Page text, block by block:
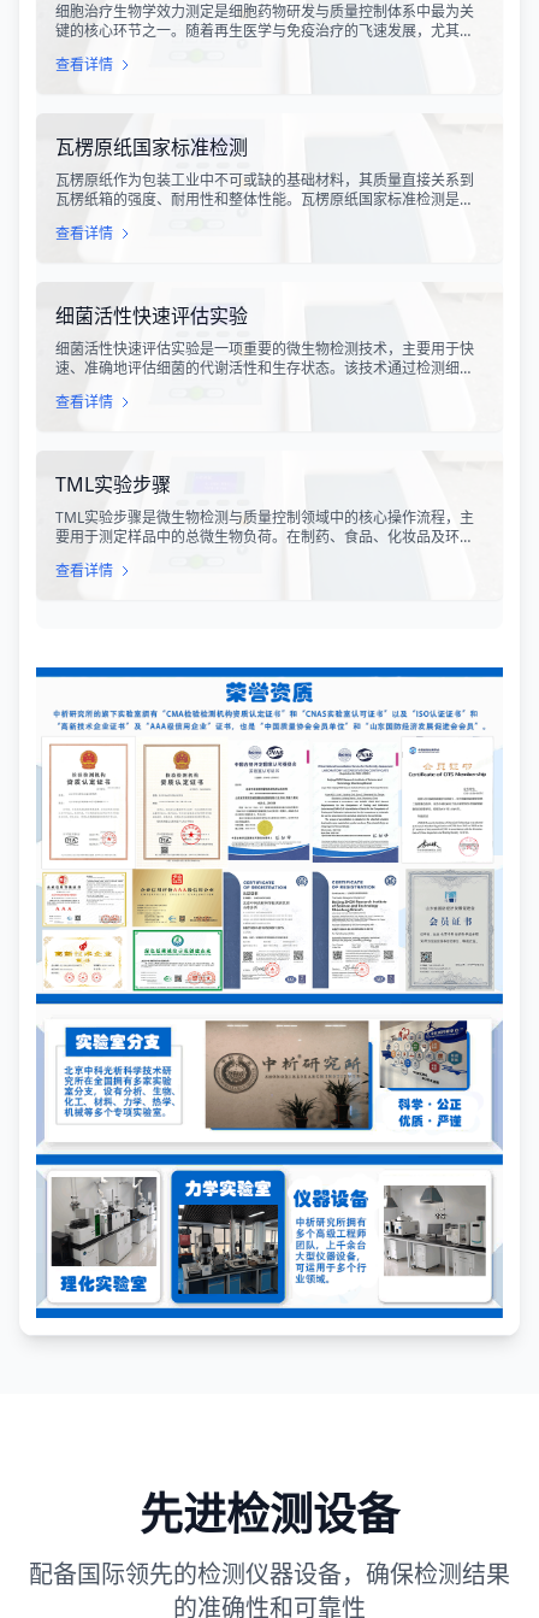
细胞治疗生物学效力测定是细胞药物研发与质量控制体系中最为关
键的核心环节之一。随着再生医学与免疫治疗的飞速发展，尤其是
确地评估这些“活细胞药物”的临床治疗潜力，成为了监管部门与制药
查看详情
瓦楞原纸国家标准检测
瓦楞原纸作为包装工业中不可或缺的基础材料，其质量直接关系到
瓦楞纸箱的强度、耐用性和整体性能。瓦楞原纸国家标准检测是依
对瓦楞原纸的各项物理性能指标进行系统化测试和评价的过程。该
查看详情
细菌活性快速评估实验
细菌活性快速评估实验是一项重要的微生物检测技术，主要用于快
速、准确地评估细菌的代谢活性和生存状态。该技术通过检测细菌
细菌活性的定量数据，为环境监测、食品安全、医药研发和工业生
查看详情
TML实验步骤
TML实验步骤是微生物检测与质量控制领域中的核心操作流程，主
要用于测定样品中的总微生物负荷。在制药、食品、化妆品及环境
量、安全性以及生产过程控制水平的关键指标。通过对样品中需氧
查看详情
先进检测设备
配备国际领先的检测仪器设备，确保检测结果
的准确性和可靠性